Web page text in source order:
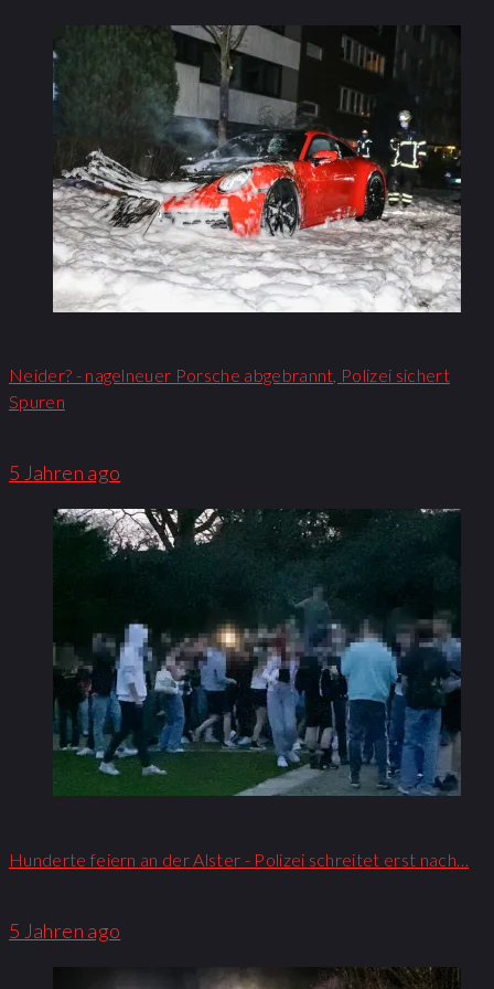
Neider? - nagelneuer Porsche abgebrannt, Polizei sichert
Spuren
5 Jahren ago
Hunderte feiern an der Alster - Polizei schreitet erst nach…
5 Jahren ago